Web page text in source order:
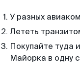
У разных
Лететь
Покупайте туда
Майорка в одну